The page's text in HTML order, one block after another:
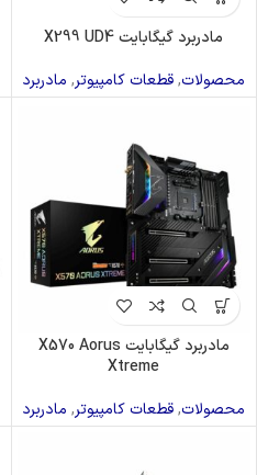
مادربرد گیگابایت X299 UD4
محصولات,قطعات کامپیوتر, مادربرد
مادربرد گیگابایت X570 Aorus
Xtreme
محصولات,قطعات کامپیوتر, مادربرد